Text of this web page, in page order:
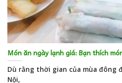
Món ăn ngày lạnh giá: Bạn thích
Dù rằng thời gian của mùa đông
Nội,